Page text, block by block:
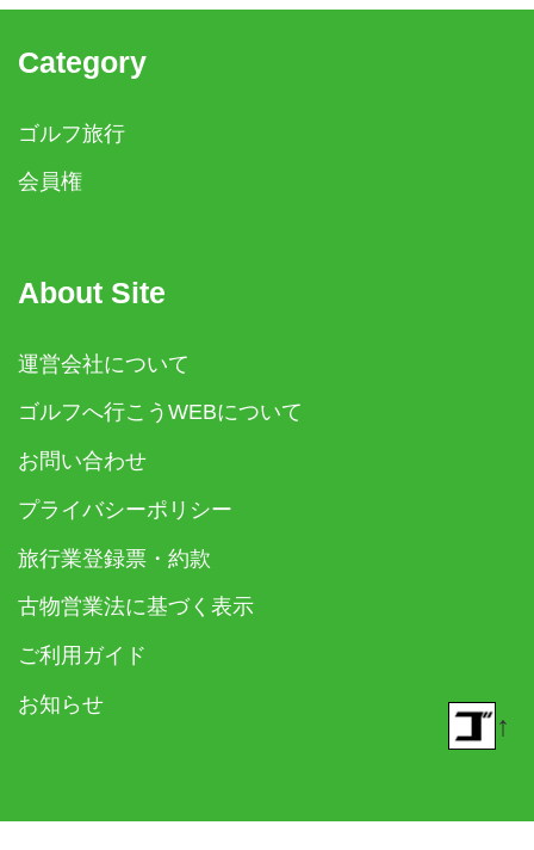
Category
ゴルフ旅行
会員権
About Site
運営会社について
ゴルフへ行こうWEBについて
お問い合わせ
プライバシーポリシー
旅行業登録票・約款
古物営業法に基づく表示
ご利用ガイド
お知らせ
↑